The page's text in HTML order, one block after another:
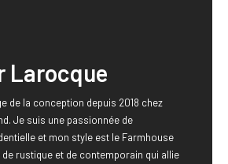
Larocque
de la conception depuis 2018 chez
Je suis une passionnée de
et mon style est le Farmhouse
rustique et de contemporain qui allie